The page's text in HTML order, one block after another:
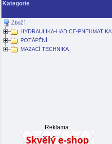
Kategorie
Zboží
HYDRAULIKA-HADICE-PNEUMATIKA
POTÁPĚNÍ
MAZACÍ TECHNIKA
Reklama: